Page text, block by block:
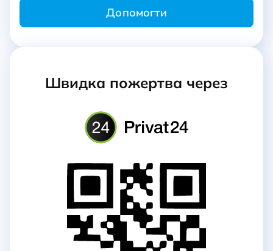
Швидка пожертва через